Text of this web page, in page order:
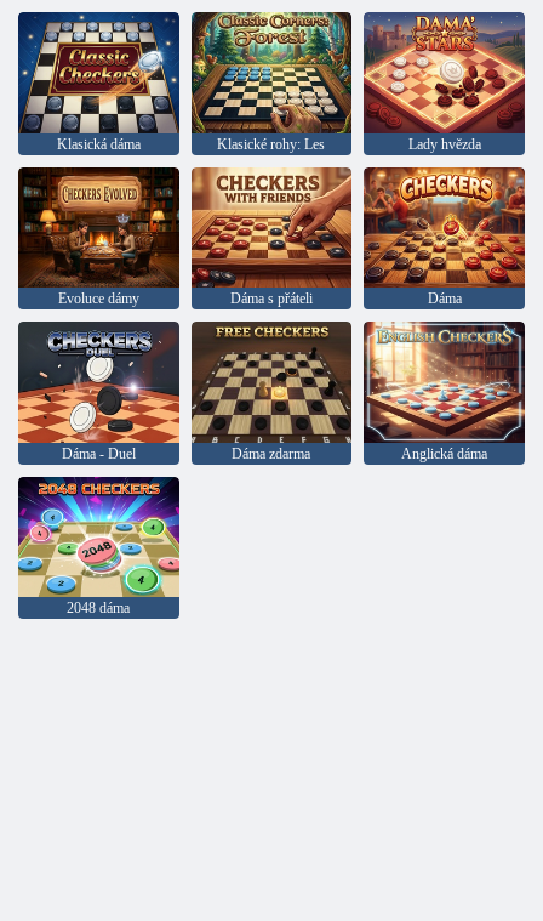
Klasická dáma Klasické rohy: Les Lady hvězda
Evoluce dámy Dáma s přáteli Dáma
Dáma - Duel Dáma zdarma Anglická dáma
2048 dáma